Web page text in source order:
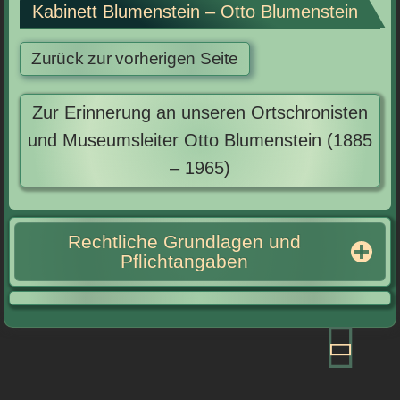
Kabinett Blumenstein – Otto Blumenstein
Zur Erinnerung an unseren Ortschronisten
und Museumsleiter Otto Blumenstein (1885
– 1965)
Rechtliche Grundlagen und
Pflichtangaben